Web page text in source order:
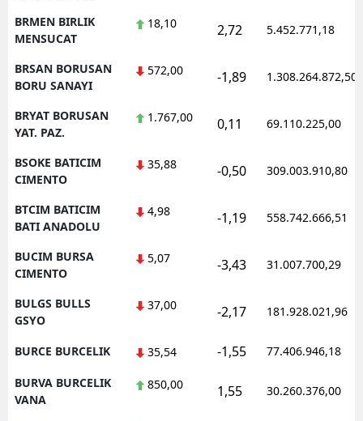
BRMEN BIRLIK
MENSUCAT
18,10 2,72 5.452.771,18
BRSAN BORUSAN
BORU SANAYI
572,00 -1,89 1.308.264.872,50
BRYAT BORUSAN
YAT. PAZ.
1.767,00 0,11 69.110.225,00
BSOKE BATICIM
CIMENTO
35,88 -0,50 309.003.910,80
BTCIM BATICIM
BATI ANADOLU
4,98 -1,19 558.742.666,51
BUCIM BURSA
CIMENTO
5,07 -3,43 31.007.700,29
BULGS BULLS
GSYO
37,00 -2,17 181.928.021,96
BURCE BURCELIK 35,54 -1,55 77.406.946,18
BURVA BURCELIK
VANA
850,00 1,55 30.260.376,00